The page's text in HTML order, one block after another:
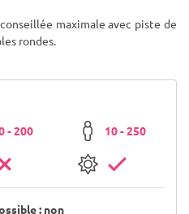
maximale avec piste de
rondes.
- 200 10 - 250
: non